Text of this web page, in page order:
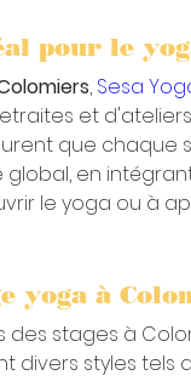
pour le
, Sesa
et
que
global, en
le yoga ou à
yoga à
stages à
divers styles tels